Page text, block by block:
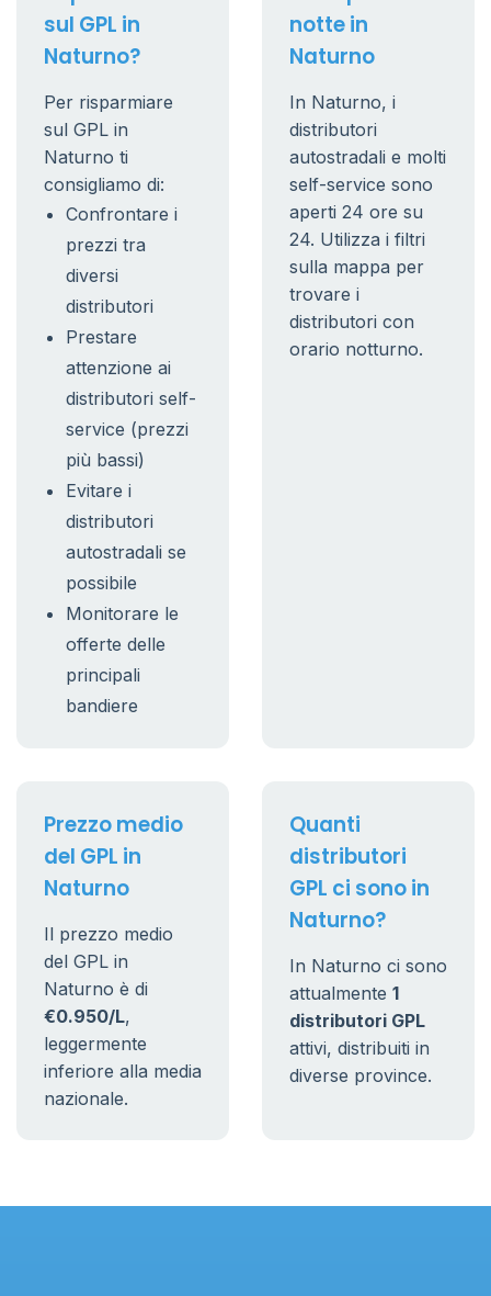
sul GPL in
Naturno?
Per risparmiare
sul GPL in
Naturno ti
consigliamo di:
Confrontare i
prezzi tra
diversi
distributori
Prestare
attenzione ai
distributori self-
service (prezzi
più bassi)
Evitare i
distributori
autostradali se
possibile
Monitorare le
offerte delle
principali
bandiere
notte in
Naturno
In Naturno, i
distributori
autostradali e molti
self-service sono
aperti 24 ore su
24. Utilizza i filtri
sulla mappa per
trovare i
distributori con
orario notturno.
Prezzo medio
del GPL in
Naturno
Il prezzo medio
del GPL in
Naturno è di
€0.950/L,
leggermente
inferiore alla media
nazionale.
Quanti
distributori
GPL ci sono in
Naturno?
In Naturno ci sono
attualmente 1
distributori GPL
attivi, distribuiti in
diverse province.